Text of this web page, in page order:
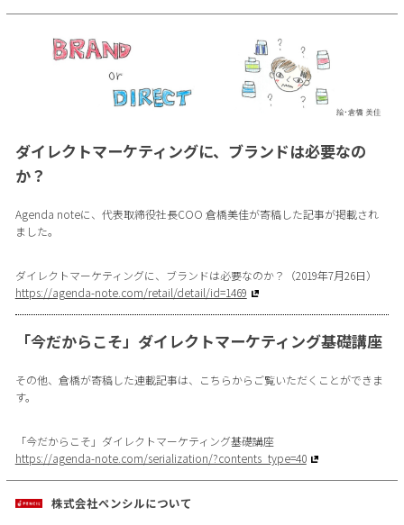
ダイレクトマーケティングに、ブランドは必要なの
か？
Agenda noteに、代表取締役社長COO 倉橋美佳が寄稿した記事が掲載され
ました。
ダイレクトマーケティングに、ブランドは必要なのか？（2019年7月26日）
https://agenda-note.com/retail/detail/id=1469
「今だからこそ」ダイレクトマーケティング基礎講座
その他、倉橋が寄稿した連載記事は、こちらからご覧いただくことができま
す。
「今だからこそ」ダイレクトマーケティング基礎講座
https://agenda-note.com/serialization/?contents_type=40
株式会社ペンシルについて